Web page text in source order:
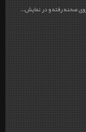
صحنه رفته و در نمایش...